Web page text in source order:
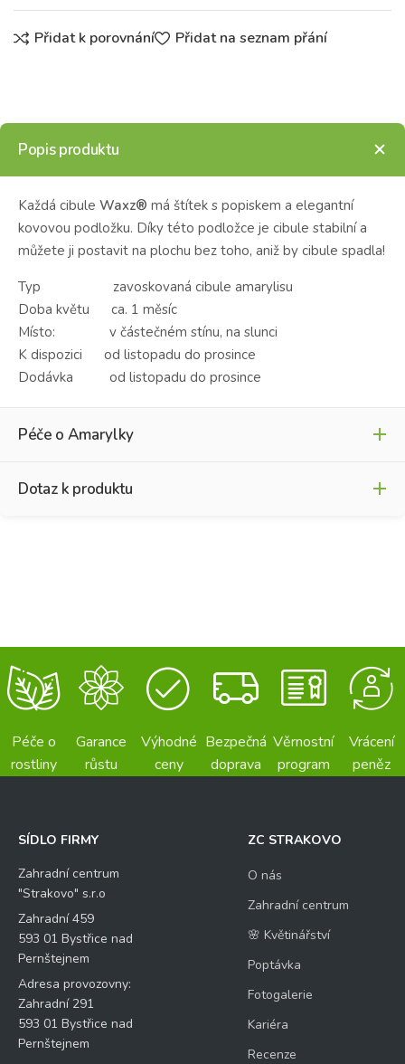
Přidat k porovnání Přidat na seznam přání
Popis produktu
Každá cibule Waxz® má štítek s popiskem a elegantní
kovovou podložku. Díky této podložce je cibule stabilní a
můžete ji postavit na plochu bez toho, aniž by cibule spadla!
Typ zavoskovaná cibule amarylisu
Doba květu ca. 1 měsíc
Místo: v částečném stínu, na slunci
K dispozici od listopadu do prosince
Dodávka od listopadu do prosince
Péče o Amarylky
Dotaz k produktu
Křestní jméno Příjmení
E
-
m
a
l
a
*
E-mail
Váš dotaz*
Kontrolní otázka
3
+
10
Péče o
rostliny
Garance
růstu
Výhodné
ceny
Bezpečná
doprava
Věrnostní
program
Vrácení
peněz
SÍDLO FIRMY
Zahradní centrum
"Strakovo" s.r.o
Zahradní 459
593 01 Bystřice nad
Pernštejnem
Adresa provozovny:
Zahradní 291
593 01 Bystřice nad
Pernštejnem
ZC STRAKOVO
O nás
Zahradní centrum
🌸 Květinářství
Poptávka
Fotogalerie
Kariéra
Recenze